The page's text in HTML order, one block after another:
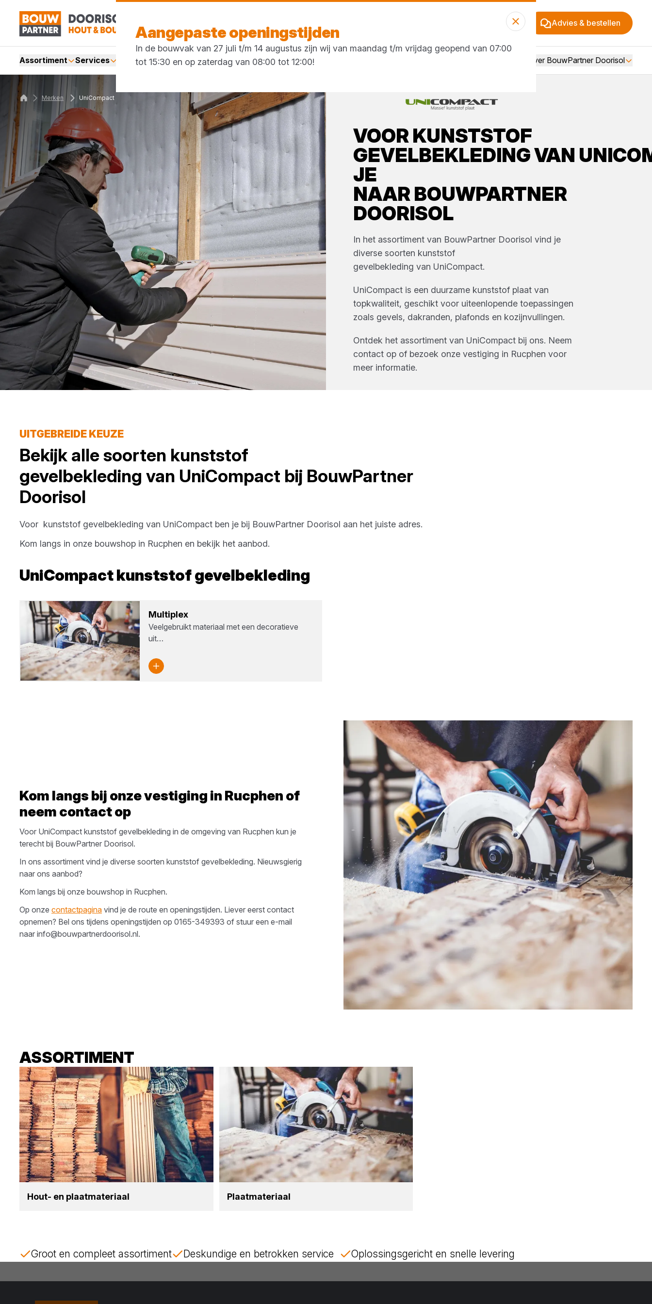
Advies & bestellen
Assortiment Services Merken Acties Blogs Over BouwPartner Doorisol
VOORKUNSTSTOF
GEVELBEKLEDINGVAN
JE
NAARBOUWPARTNER
DOORISOL
In het assortiment van BouwPartner Doorisol vind je
diverse soorten kunststof
gevelbekleding van UniCompact.
UniCompact is een duurzame kunststof plaat van
topkwaliteit, geschikt voor uiteenlopende toepassingen
zoals gevels, dakranden, plafonds en kozijnvullingen.
Ontdek het assortiment van UniCompact bij ons. Neem
contact op of bezoek onze vestiging in Rucphen voor
meer informatie.
Merken UniCompact
UITGEBREIDE KEUZE
Bekijk alle soorten kunststof
gevelbekleding van UniCompact bij BouwPartner
Doorisol
Voor kunststof gevelbekleding van UniCompact ben je bij BouwPartner Doorisol aan het juiste adres.
Kom langs in onze bouwshop in Rucphen en bekijk het aanbod.
UniCompactkunststof gevelbekleding
Mul­ti­plex
Veelgebruikt materiaal met een decoratieve
uit…
Kom langs bij onze vestiging in Rucphen of
neem contact op
Voor UniCompact kunststof gevelbekleding in de omgeving van Rucphen kun je
terecht bij BouwPartner Doorisol.
In ons assortiment vind je diverse soorten kunststof gevelbekleding. Nieuwsgierig
naar ons aanbod?
Kom langs bij onze bouwshop in Rucphen.
Op onze contactpagina vind je de route en openingstijden. Liever eerst contact
opnemen? Bel ons tijdens openingstijden op 0165-349393 of stuur een e-mail
naar info@bouwpartnerdoorisol.nl.
ASSORTIMENT
Hout- en plaat­ma­te­ri­aal Plaat­ma­te­ri­aal
Groot en compleet assortiment Deskundige en betrokken service Oplossingsgericht en snelle levering
Aangepaste openingstijden
In de bouwvak van 27 juli t/m 14 augustus zijn wij van maandag t/m vrijdag geopend van 07:00
tot 15:30 en op zaterdag van 08:00 tot 12:00!